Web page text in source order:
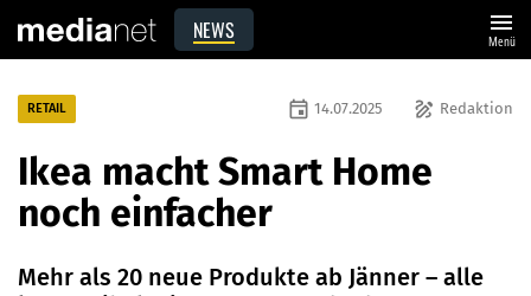
NEWS menu
Menü
RETAIL draw Redaktion
event 14.07.2025
Ikea macht Smart Home
noch einfacher
Mehr als 20 neue Produkte ab Jänner – alle